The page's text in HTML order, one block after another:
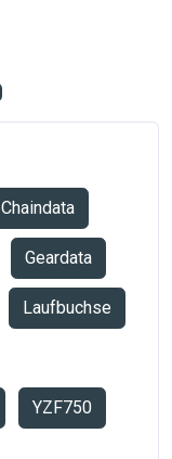
Chaindata
Geardata
Laufbuchse
YZF750